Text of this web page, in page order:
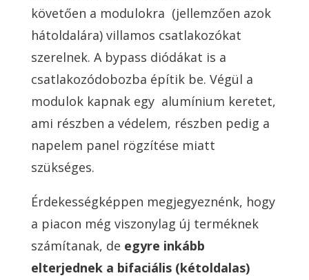
követően a modulokra (jellemzően azok
hátoldalára) villamos csatlakozókat
szerelnek. A bypass diódákat is a
csatlakozódobozba építik be. Végül a
modulok kapnak egy alumínium keretet,
ami részben a védelem, részben pedig a
napelem panel rögzítése miatt
szükséges.
Érdekességképpen megjegyeznénk, hogy
a piacon még viszonylag új terméknek
számítanak, de egyre inkább
elterjednek a bifaciális (kétoldalas)